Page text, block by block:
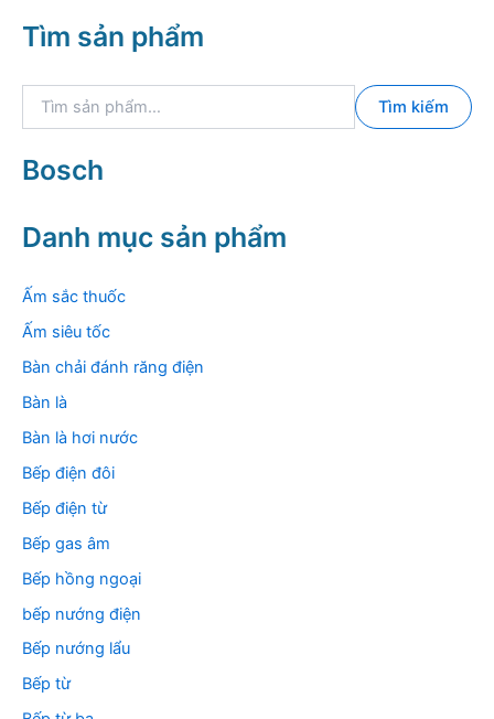
h
iTìm sản phẩm
k
i
m
:
Tìm kiếm
Bosch
Danh mục sản phẩm
Ấm sắc thuốc
Ấm siêu tốc
Bàn chải đánh răng điện
Bàn là
Bàn là hơi nước
Bếp điện đôi
Bếp điện từ
Bếp gas âm
Bếp hồng ngoại
bếp nướng điện
Bếp nướng lẩu
Bếp từ